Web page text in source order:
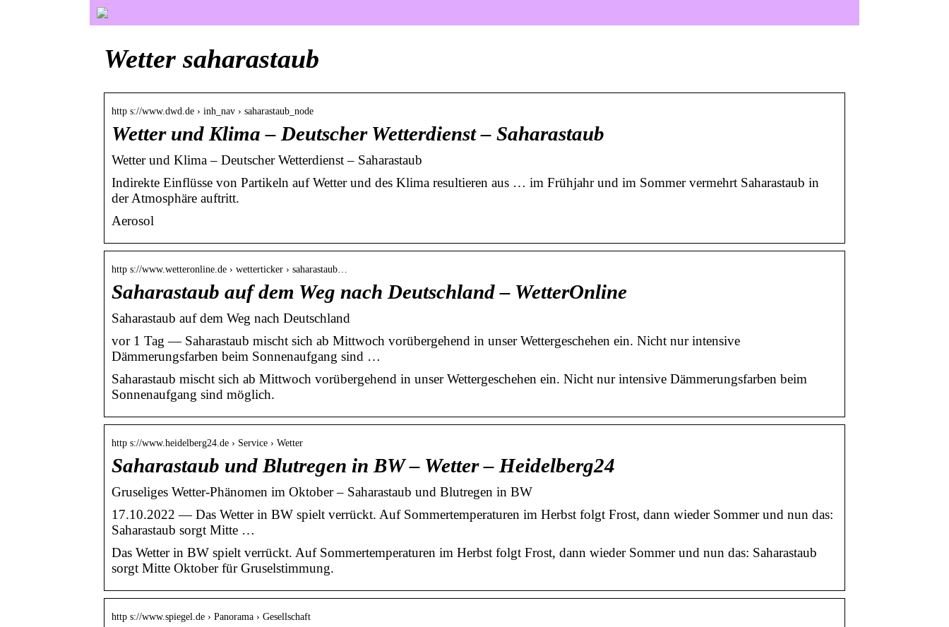
Wetter saharastaub
http s://www.dwd.de › inh_nav › saharastaub_node
Wetter und Klima – Deutscher Wetterdienst – Saharastaub
Wetter und Klima – Deutscher Wetterdienst – Saharastaub
Indirekte Einflüsse von Partikeln auf Wetter und des Klima resultieren aus … im Frühjahr und im Sommer vermehrt Saharastaub in
der Atmosphäre auftritt.
Aerosol
http s://www.wetteronline.de › wetterticker › saharastaub…
Saharastaub auf dem Weg nach Deutschland – WetterOnline
Saharastaub auf dem Weg nach Deutschland
vor 1 Tag — Saharastaub mischt sich ab Mittwoch vorübergehend in unser Wettergeschehen ein. Nicht nur intensive
Dämmerungsfarben beim Sonnenaufgang sind …
Saharastaub mischt sich ab Mittwoch vorübergehend in unser Wettergeschehen ein. Nicht nur intensive Dämmerungsfarben beim
Sonnenaufgang sind möglich.
http s://www.heidelberg24.de › Service › Wetter
Saharastaub und Blutregen in BW – Wetter – Heidelberg24
Gruseliges Wetter-Phänomen im Oktober – Saharastaub und Blutregen in BW
17.10.2022 — Das Wetter in BW spielt verrückt. Auf Sommertemperaturen im Herbst folgt Frost, dann wieder Sommer und nun das:
Saharastaub sorgt Mitte …
Das Wetter in BW spielt verrückt. Auf Sommertemperaturen im Herbst folgt Frost, dann wieder Sommer und nun das: Saharastaub
sorgt Mitte Oktober für Gruselstimmung.
http s://www.spiegel.de › Panorama › Gesellschaft